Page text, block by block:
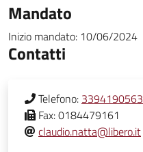
Mandato
Inizio mandato: 10/06/2024
Contatti
Telefono: 3394190563
Fax:0184479161
claudio.natta@libero.it